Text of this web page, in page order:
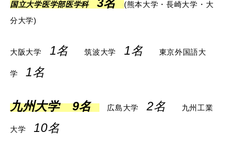
国立大学医学部医学科 3名
(熊本大学・長崎大学・大
分大学)
大阪大学 1名 筑波大学 1名 東京外国語大
学 1名
九州大学 9名 広島大学 2名 九州工業
大学 10名